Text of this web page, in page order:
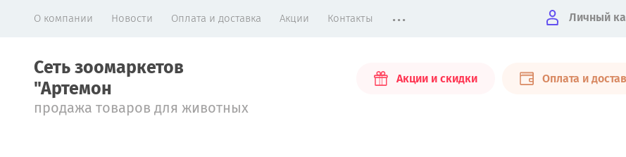
О компании Новости Оплата и доставка Акции Контакты ... Личный
Сеть зоомаркетов
"Артемон
продажа товаров для животных
Акции и скидки Оплата и